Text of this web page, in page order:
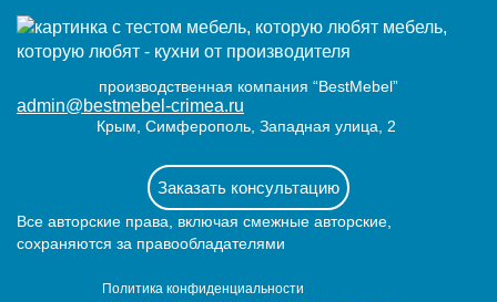
мебель,
которую любят - кухни от производителя
производственная компания “BestMebel”
admin@bestmebel-crimea.ru
Крым, Симферополь, Западная улица, 2
Заказать консультацию
Все авторские права, включая смежные авторские,
сохраняются за правообладателями
Политика конфиденциальности